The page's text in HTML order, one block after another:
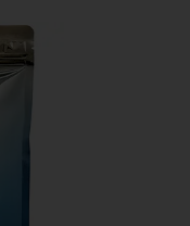
КОЖИ ВОЛОС HOLI